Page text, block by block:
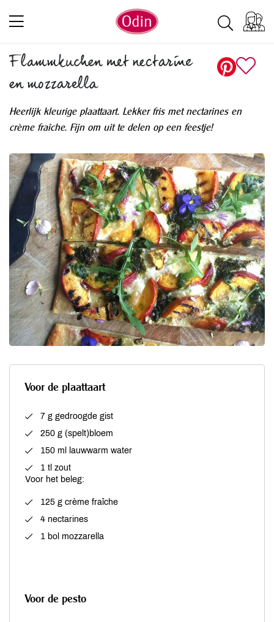
Flammkuchen met nectarine
en mozzarella
Heerlijk kleurige plaattaart. Lekker fris met nectarines en
crème fraîche. Fijn om uit te delen op een feestje!
Voor de plaattaart
7 g gedroogde gist
250 g (spelt)bloem
150 ml lauwwarm water
1 tl zout
Voor het beleg:
125 g crème fraîche
4 nectarines
1 bol mozzarella
Voor de pesto